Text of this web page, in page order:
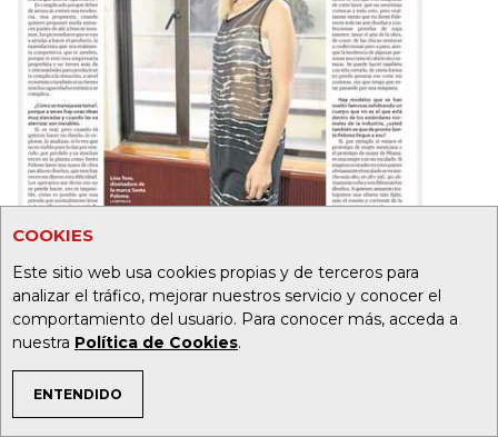
COOKIES
Este sitio web usa cookies propias y de terceros para
analizar el tráfico, mejorar nuestros servicio y conocer el
comportamiento del usuario. Para conocer más, acceda a
nuestra Política de Cookies.
ENTENDIDO
TEMAS DE INTERÉS
19 32